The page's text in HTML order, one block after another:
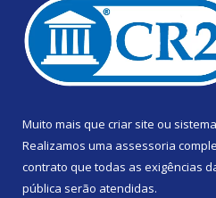
Muito mais que criar site ou
Realizamos uma assessoria
contrato que todas as exigências
pública serão atendidas.